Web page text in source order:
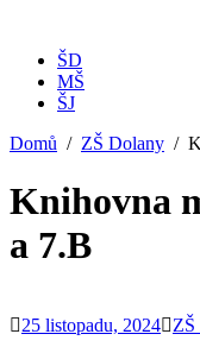
ŠD
MŠ
ŠJ
Domů
ZŠ Dolany
Knihovna
a 7.B
25 listopadu, 2024 ZŠ